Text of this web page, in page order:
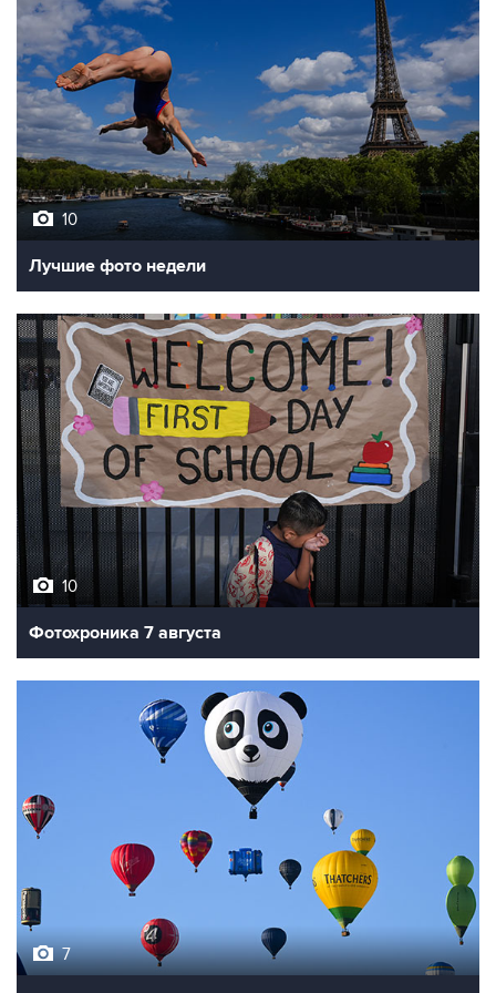
10
Лучшие фото недели
10
Фотохроника 7 августа
Фестиваль воздухоплавания в Бристоле